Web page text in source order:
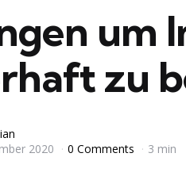
um
zu
2020
0 Comments 3 min